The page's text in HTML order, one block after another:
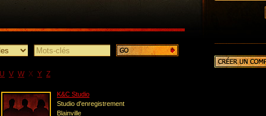
U V W X Y Z
K&C Studio
Studio d'enregistrement
Blainville